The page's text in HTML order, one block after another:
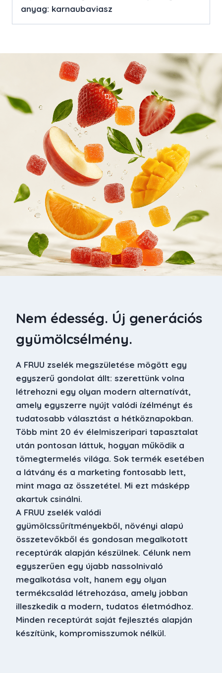
anyag: karnaubaviasz
Nem édesség. Új generációs
gyümölcsélmény.
A FRUU zselék megszületése mögött egy
egyszerű gondolat állt: szerettünk volna
létrehozni egy olyan modern alternatívát,
amely egyszerre nyújt valódi ízélményt és
tudatosabb választást a hétköznapokban.
Több mint 20 év élelmiszeripari tapasztalat
után pontosan láttuk, hogyan működik a
tömegtermelés világa. Sok termék esetében
a látvány és a marketing fontosabb lett,
mint maga az összetétel. Mi ezt másképp
akartuk csinálni.
A FRUU zselék valódi
gyümölcssűrítményekből, növényi alapú
összetevőkből és gondosan megalkotott
receptúrák alapján készülnek. Célunk nem
egyszerűen egy újabb nassolnivaló
megalkotása volt, hanem egy olyan
termékcsalád létrehozása, amely jobban
illeszkedik a modern, tudatos életmódhoz.
Minden receptúrát saját fejlesztés alapján
készítünk, kompromisszumok nélkül.